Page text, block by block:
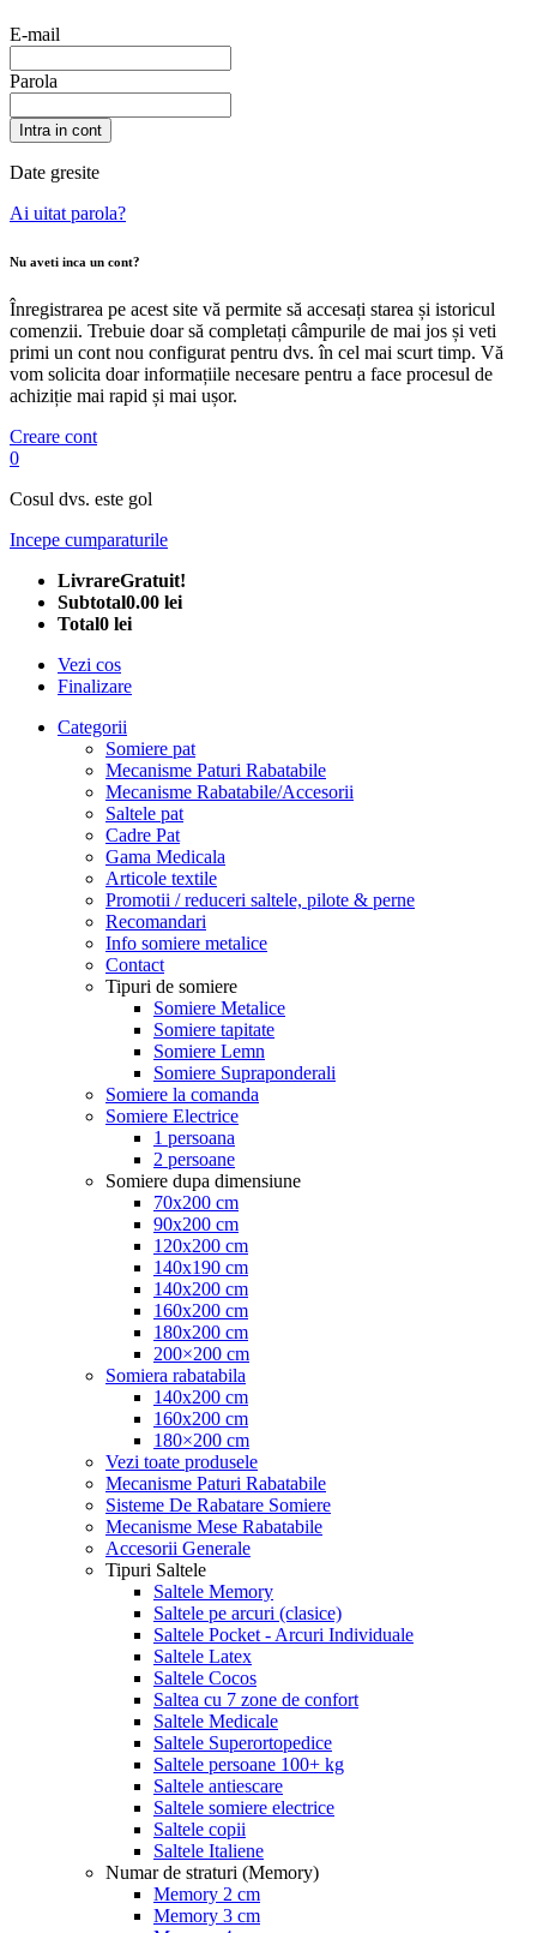
E-mail
Parola
Intra in cont
Date gresite
Ai uitat parola?
Nu aveti inca un cont?
Înregistrarea pe acest site vă permite să accesați starea și istoricul
comenzii. Trebuie doar să completați câmpurile de mai jos și veti
primi un cont nou configurat pentru dvs. în cel mai scurt timp. Vă
vom solicita doar informațiile necesare pentru a face procesul de
achiziție mai rapid și mai ușor.
Creare cont
0
Cosul dvs. este gol
Incepe cumparaturile
LivrareGratuit!
Subtotal0.00 lei
Total0 lei
Vezi cos
Finalizare
Categorii
Somiere pat
Mecanisme Paturi Rabatabile
Mecanisme Rabatabile/Accesorii
Saltele pat
Cadre Pat
Gama Medicala
Articole textile
Promotii / reduceri saltele, pilote & perne
Recomandari
Info somiere metalice
Contact
Tipuri de somiere
Somiere Metalice
Somiere tapitate
Somiere Lemn
Somiere Supraponderali
Somiere la comanda
Somiere Electrice
1 persoana
2 persoane
Somiere dupa dimensiune
70x200 cm
90x200 cm
120x200 cm
140x190 cm
140x200 cm
160x200 cm
180x200 cm
200×200 cm
Somiera rabatabila
140x200 cm
160x200 cm
180×200 cm
Vezi toate produsele
Mecanisme Paturi Rabatabile
Sisteme De Rabatare Somiere
Mecanisme Mese Rabatabile
Accesorii Generale
Tipuri Saltele
Saltele Memory
Saltele pe arcuri (clasice)
Saltele Pocket - Arcuri Individuale
Saltele Latex
Saltele Cocos
Saltea cu 7 zone de confort
Saltele Medicale
Saltele Superortopedice
Saltele persoane 100+ kg
Saltele antiescare
Saltele somiere electrice
Saltele copii
Saltele Italiene
Numar de straturi (Memory)
Memory 2 cm
Memory 3 cm